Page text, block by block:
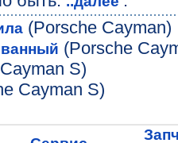
(Porsche Cayman)
(Porsche
S)
Cayman S)